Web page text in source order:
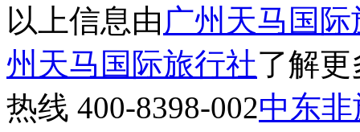
以上信息由广州天马国
州天马国际旅行社了解
热线 400-8398-002中东